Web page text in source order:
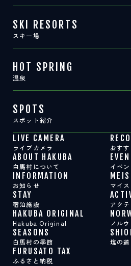
SKI RESORTS
スキー場
HOT SPRING
温泉
SPOTS
スポット紹介
LIVE CAMERA
ライブカメラ おす
ABOUT HAKUBA
白馬村について イベ
INFORMATION
お知らせ マイ
STAY
宿泊施設 アク
HAKUBA ORIGINAL
Hakuba Original ノル
SEASONS
白馬村の季節 塩の道
FURUSATO TAX
ふるさと納税